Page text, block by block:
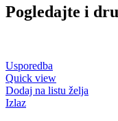
Pogledajte i
Usporedba
Quick view
Dodaj na listu želja
Izlaz